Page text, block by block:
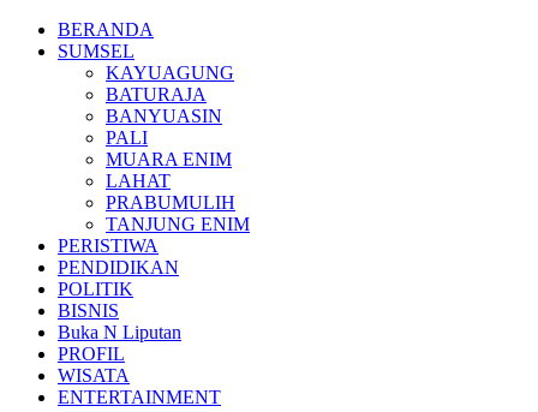
BERANDA
SUMSEL
KAYUAGUNG
BATURAJA
BANYUASIN
PALI
MUARA ENIM
LAHAT
PRABUMULIH
TANJUNG ENIM
PERISTIWA
PENDIDIKAN
POLITIK
BISNIS
Buka N Liputan
PROFIL
WISATA
ENTERTAINMENT